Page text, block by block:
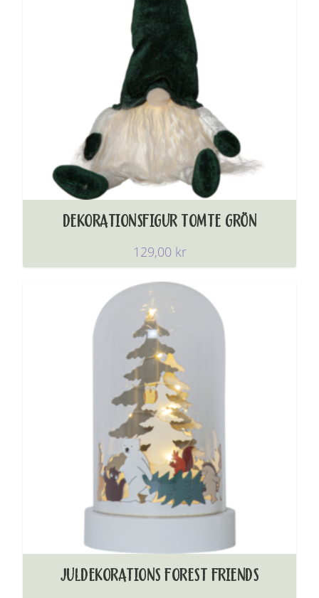
DEKORATIONSFIGUR TOMTE GRÖN
129,00 kr
JULDEKORATIONS FOREST FRIENDS